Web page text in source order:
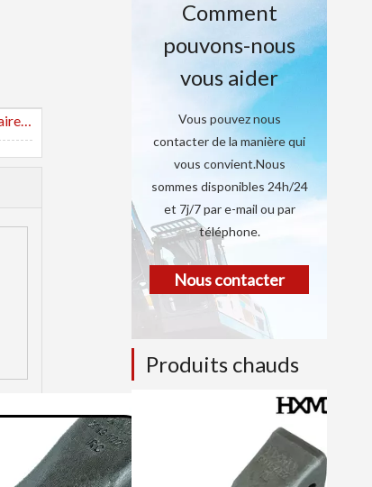
Caractéristique principale et commentaires des clients
Comment
pouvons-nous
vous aider
Vous pouvez nous
contacter de la manière qui
vous convient.Nous
sommes disponibles 24h/24
et 7j/7 par e-mail ou par
téléphone.
Nous contacter
Produits chauds